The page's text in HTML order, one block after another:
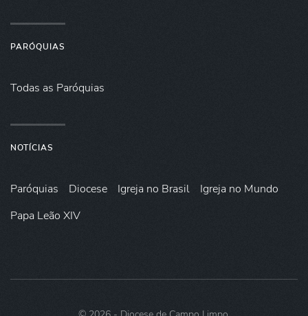
PARÓQUIAS
Todas as Paróquias
NOTÍCIAS
Paróquias Diocese Igreja no Brasil
Igreja no Mundo
Papa Leão XIV